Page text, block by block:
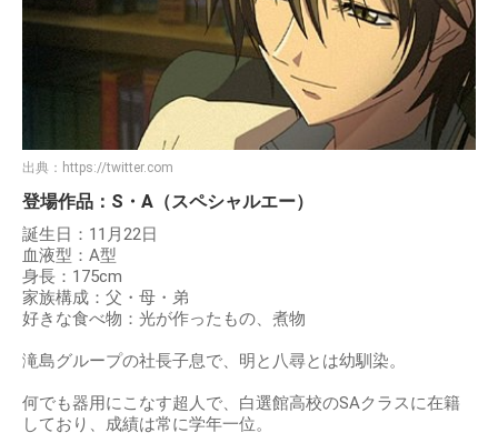
出典： https://twitter.com
登場作品：S・A（スペシャルエー）
誕生日：11月22日
血液型：A型
身長：175cm
家族構成：父・母・弟
好きな食べ物：光が作ったもの、煮物
滝島グループの社長子息で、明と八尋とは幼馴染。
何でも器用にこなす超人で、白選館高校のSAクラスに在籍
しており、成績は常に学年一位。